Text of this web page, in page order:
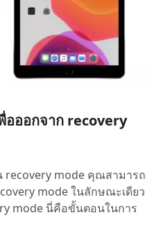
อออกจาก recovery
mode คุณสามารถ
mode ในลักษณะเดียว
mode นี่คือขั้นตอนในการ